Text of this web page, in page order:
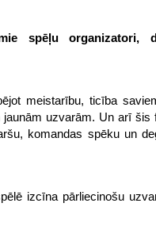
spēļu organizatori,
meistarību, ticība
uzvarām. Un arī šis
komandas spēku un
izcīna pārliecinošu